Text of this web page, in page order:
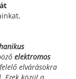
elektromos
elvárásokra